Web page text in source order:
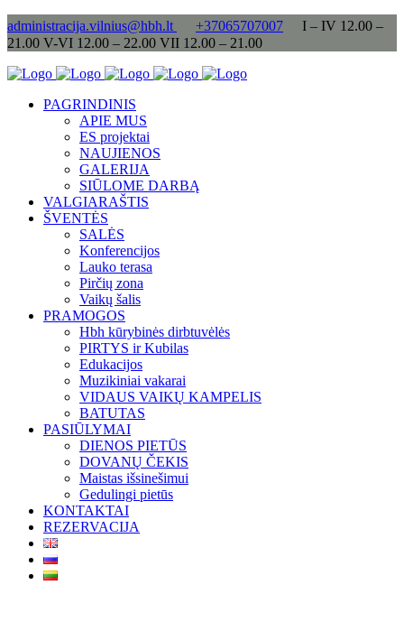
administracija.vilnius@hbh.lt +37065707007
I – IV 12.00 –
21.00 V-VI 12.00 – 22.00 VII 12.00 – 21.00
PAGRINDINIS
APIE MUS
ES projektai
NAUJIENOS
GALERIJA
SIŪLOME DARBĄ
VALGIARAŠTIS
ŠVENTĖS
SALĖS
Konferencijos
Lauko terasa
Pirčių zona
Vaikų šalis
PRAMOGOS
Hbh kūrybinės dirbtuvėlės
PIRTYS ir Kubilas
Edukacijos
Muzikiniai vakarai
VIDAUS VAIKŲ KAMPELIS
BATUTAS
PASIŪLYMAI
DIENOS PIETŪS
DOVANŲ ČEKIS
Maistas išsinešimui
Gedulingi pietūs
KONTAKTAI
REZERVACIJA